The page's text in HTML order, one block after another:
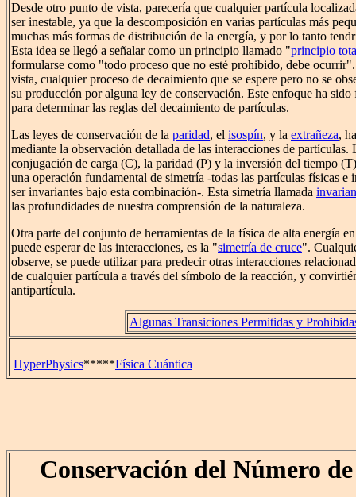
Desde otro punto de vista, parecería que cualquier partícula
ser inestable, ya que la descomposición en varias partículas más
muchas más formas de distribución de la energía, y por lo tanto
Esta idea se llegó a señalar como un principio llamado "principio
formularse como "todo proceso que no esté prohibido, debe
vista, cualquier proceso de decaimiento que se espere pero no se
su producción por alguna ley de conservación. Este enfoque ha
para determinar las reglas del decaimiento de partículas.
Las leyes de conservación de la paridad, el isospín, y la extrañeza,
mediante la observación detallada de las interacciones de
conjugación de carga (C), la paridad (P) y la inversión del tiempo
una operación fundamental de simetría -todas las partículas físicas e
ser invariantes bajo esta combinación-. Esta simetría llamada
las profundidades de nuestra comprensión de la naturaleza.
Otra parte del conjunto de herramientas de la física de alta energía
puede esperar de las interacciones, es la "simetría de cruce".
observe, se puede utilizar para predecir otras interacciones
de cualquier partícula a través del símbolo de la reacción, y
antipartícula.
Algunas Transiciones Permitidas y
HyperPhysics*****Física Cuántica
Conservación del Número